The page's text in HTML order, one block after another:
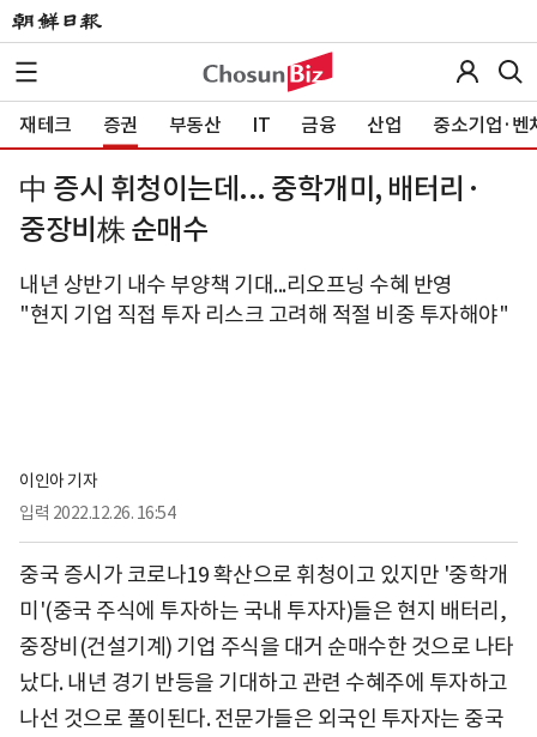
재테크 증권 부동산 IT 금융 산업 중소기업·벤
中 증시 휘청이는데... 중학개미, 배터리·
중장비株 순매수
내년 상반기 내수 부양책 기대...리오프닝 수혜 반영
"현지 기업 직접 투자 리스크 고려해 적절 비중 투자해야"
이인아 기자
입력 2022.12.26. 16:54
중국 증시가 코로나19 확산으로 휘청이고 있지만 '중학개
미'(중국 주식에 투자하는 국내 투자자)들은 현지 배터리,
중장비(건설기계) 기업 주식을 대거 순매수한 것으로 나타
났다. 내년 경기 반등을 기대하고 관련 수혜주에 투자하고
나선 것으로 풀이된다. 전문가들은 외국인 투자자는 중국